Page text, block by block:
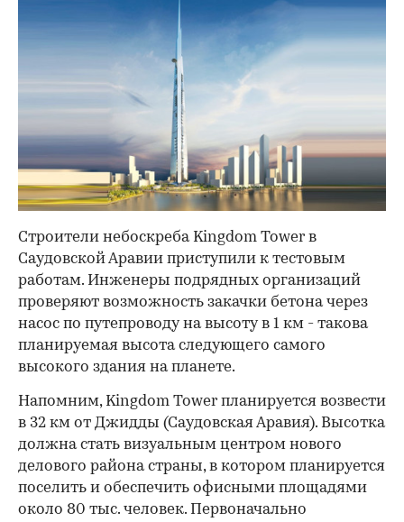
Строители небоскреба Kingdom Tower в
Саудовской Аравии приступили к тестовым
работам. Инженеры подрядных организаций
проверяют возможность закачки бетона через
насос по путепроводу на высоту в 1 км - такова
планируемая высота следующего самого
высокого здания на планете.
Напомним, Kingdom Tower планируется возвести
в 32 км от Джидды (Саудовская Аравия). Высотка
должна стать визуальным центром нового
делового района страны, в котором планируется
поселить и обеспечить офисными площадями
около 80 тыс. человек. Первоначально